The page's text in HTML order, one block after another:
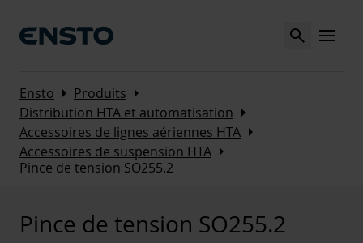
Search MENU
Ensto Arrow_right Produits Arrow_right
Distribution HTA et automatisation Arrow_right
Accessoires de lignes aériennes HTA Arrow_right
Accessoires de suspension HTA Arrow_right
Pince de tension SO255.2
Pince de tension SO255.2